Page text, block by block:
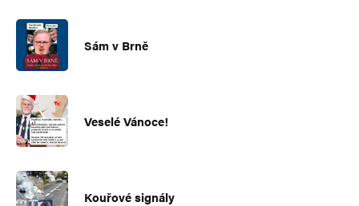
Sám v Brně
Veselé Vánoce!
Kouřové signály